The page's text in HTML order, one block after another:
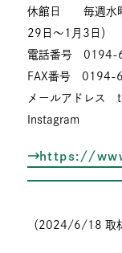
休館日 毎週水曜
29日～1月3日）
電話番号 0194-
FAX番号 0194-
メールアドレス
Instagram
https://
（2024/6/18 取